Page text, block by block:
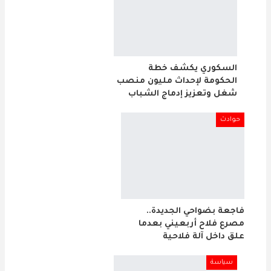
السكوري يكشف خطة
الحكومة لإحداث مليون منصب
شغل وتعزيز إدماج الشباب
حوادث
فاجعة بضواحي الجديدة..
مصرع فلاح أربعيني بعدما
علق داخل آلة فلاحية
سياسة